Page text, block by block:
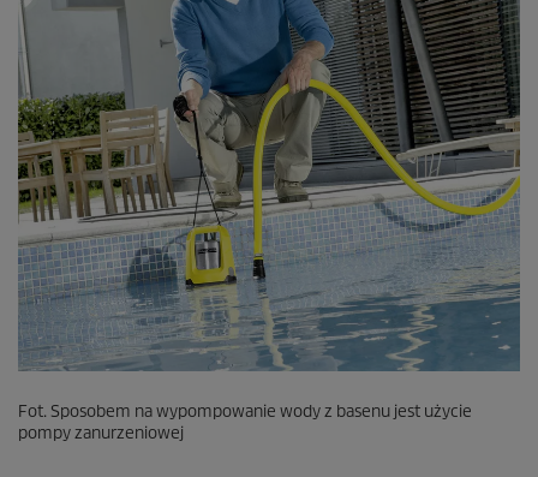
Fot. Sposobem na wypompowanie wody z basenu jest użycie
pompy zanurzeniowej